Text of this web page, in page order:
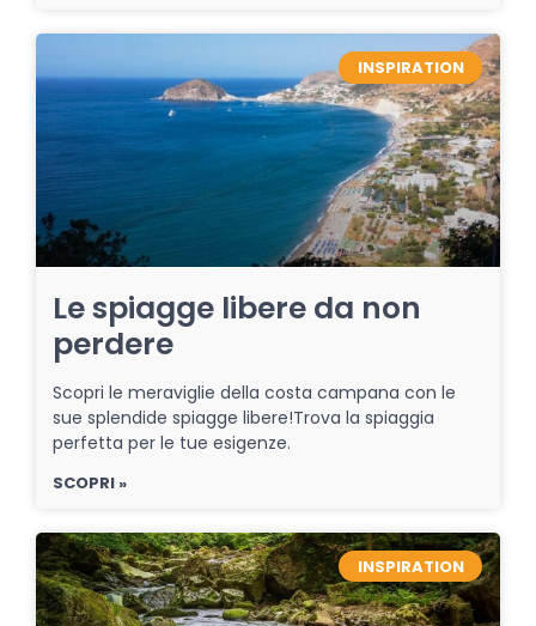
INSPIRATION
Le spiagge libere da non
perdere
Scopri le meraviglie della costa campana con le
sue splendide spiagge libere!Trova la spiaggia
perfetta per le tue esigenze.
SCOPRI »
INSPIRATION